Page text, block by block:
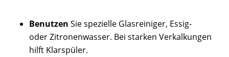
Benutzen Sie spezielle Glasreiniger, Essig-
oder Zitronenwasser. Bei starken Verkalkungen
hilft Klarspüler.